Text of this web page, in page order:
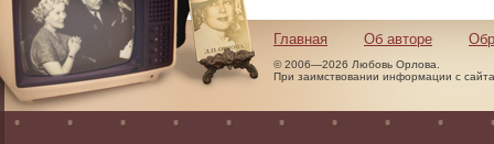
Главная Об авторе
© 2006—2026 Любовь Орлова.
При заимствовании информации с